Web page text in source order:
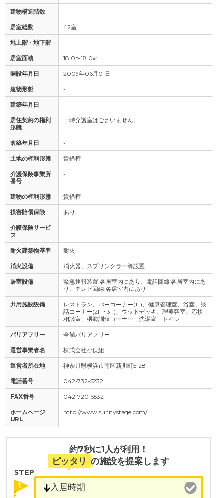
建物構造階数 -
居室総数 42室
地上階・地下階 -
居室面積 18.0〜18.0㎡
開設年月日 2009年06月01日
建物形態 -
建築年月日 -
居住契約の権利
形態
一時介護室はございません。
改築年月日 -
土地の権利形態 賃借権
介護保険事業所
番号
-
建物の権利形態 賃借権
損害賠償保険 あり
介護保険サービ
ス
-
耐火建築物基準 耐火
消火設備 消火器、スプリンクラー等設置
居室設備
緊急通報装置:各居室内にあり、電話回線:各居室内にあ
り、テレビ回線:各居室内にあり
共用施設設備
レストラン、バーコーナー(1F)、健康管理室、浴室、談
話コーナー(2F・3F)、ウッドデッキ、理美容室、応接
相談室、機能訓練コーナー、洗濯室、トイレ
バリアフリー 全館バリアフリー
運営事業者名 株式会社小俣組
運営者所在地 神奈川県横浜市南区新川町5-28
電話番号 042-732-5232
FAX番号 042-720-5532
ホームページ
URL
http://www.sunnystage.com/
約7秒に1人が利用！
ピッタリ の施設を提案します
STEP
1